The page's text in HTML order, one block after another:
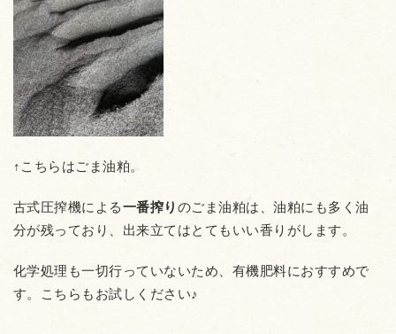
↑こちらはごま油粕。
古式圧搾機による一番搾り のごま油粕は、油粕にも多く油
分が残っており、出来立てはとてもいい香りがします。
化学処理も一切行っていないため、有機肥料におすすめで
す。こちらもお試しください♪